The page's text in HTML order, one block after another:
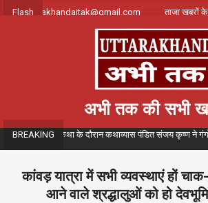
SkipFlash ताजा खबरों के लिए
अभी तक की सभी
BREAKING
गंगा कथा के दौरान कथाव्यास पंडित संजय कृष्ण ने गंगोत्री से
कांवड़ यात्रा में सभी व्यवस्थाएं हों
आने वाले श्रद्धालुओं को हो